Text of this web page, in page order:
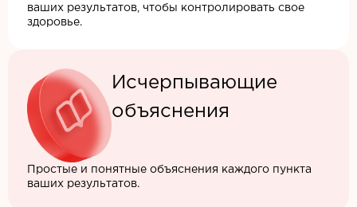
ваших результатов, чтобы контролировать свое
здоровье.
Исчерпывающие
объяснения
Простые и понятные объяснения каждого пункта
ваших результатов.